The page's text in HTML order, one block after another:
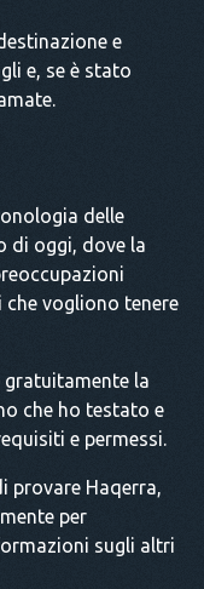
e
e, se è stato
delle
di oggi, dove la
vogliono tenere
la
che ho testato e
e permessi.
provare Haqerra,
per
sugli altri